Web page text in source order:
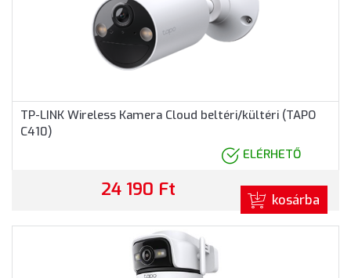
TP-LINK Wireless Kamera Cloud beltéri/kültéri (TAPO
C410)
ELÉRHETŐ
24 190 Ft kosárba